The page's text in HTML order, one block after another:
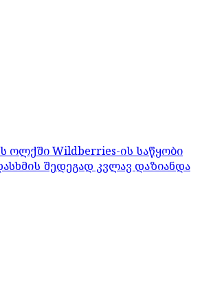
ოლქში Wildberries-ის საწყობი
შედეგად კვლავ დაზიანდა